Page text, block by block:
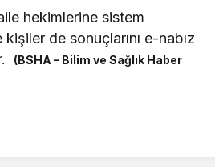
hekimlerine sistem
de sonuçlarını e-nabız
(BSHA – Bilim ve Sağlık Haber